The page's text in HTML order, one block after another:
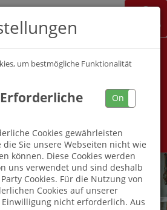
Job Map
Alle Berufe
um bestmögliche Funktionalität
On
Cookies gewährleisten
die Sie unsere Webseiten nicht wie
können. Diese Cookies werden
uns verwendet und sind deshalb
Cookies. Für die Nutzung von
Cookies auf unserer
nicht erforderlich. Aus